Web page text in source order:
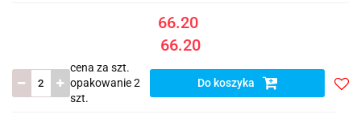
66.20
66.20
cena za szt.
opakowanie 2
szt.
Do koszyka